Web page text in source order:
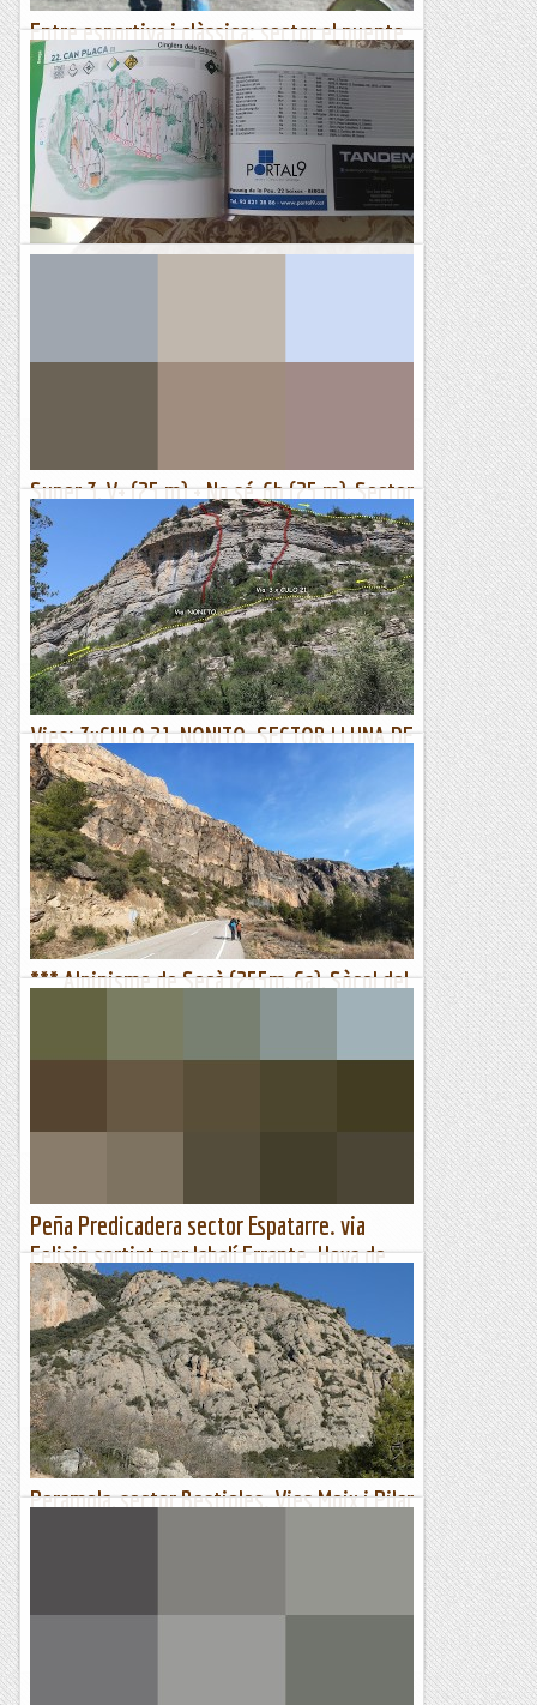
Entre esportiva i clàssica: sector el puente
(bonansa)
Tercer llargHem anat a escalar en aquest sector per preparar
l'Acampada Social que és una activitat que organitzem el CEL
el 2 i 4 de setembre on ens trobem els escaladors...
Escalada per a tontos
marxar i aquesta vegada, malgrat que la...
Super 3, V+ (25 m) + No sé, 6b (25 m), Sector
Yosemíxtir, Sant Llorenç
Avui tenim el dia tonto, la meteo està tonta i sembla que
ens dedicarem a fer el tonto. Som molts al bar: Anna i Jesús
se'n van cap a la Carles Andrés; Ioli té un dit a la...
Lo gall
Vies: 3xCULO 21, NONITO. SECTOR LLUNA DE
MEL. VILANOVA DE MEIÀ.
17/05/23. Avui teníem un pla A què hem aplaçat per un altre
dia, el pla B no portàvem prou friends.....fem un cafè al
Cirera i tot remenant ressenyes, trobem dues vies...
Joan asín
*** Alpinisme de Secà (255m, 6a), Sòcol del
esperar l'oportunitat. De tan a l'abast que estan mai trobes
Benvinguts al Paradís
Peña Predicadera sector Espatarre. via
Felisin sortint per Jabalí Errante. Hoya de
Huesca ( Aragó)
La Peña Predicadera , una joia mes de la Serra de Guara.
A principis de desembre aprofitant que tinc vacances anem
amb el Josep Sanz cap a Osca uns...
Jaumegrimp 2
Peramola, sector Bestioles. Vies Moix i Pilar
febrer hi vam anar a treure el cap amb el Pep, amb qui ens...